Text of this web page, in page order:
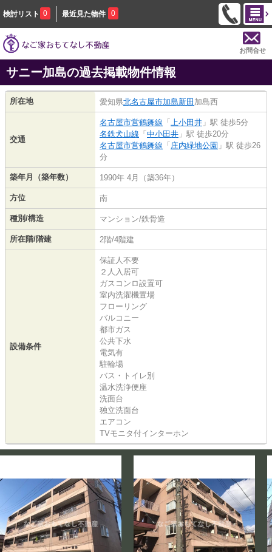
検討リスト 0 最近見た物件 0
お問合せ
サニー加島の過去掲載物件情報
所在地 愛知県北名古屋市加島新田 加島西
交通
名古屋市営鶴舞線 「 上小田井 」駅 徒歩5分
名鉄犬山線 「 中小田井 」駅 徒歩20分
名古屋市営鶴舞線 「 庄内緑地公園 」駅 徒歩26
分
築年月（築年数） 1990年 4月（築36年）
方位 南
種別/構造 マンション/鉄骨造
所在階/階建 2階/4階建
設備条件
保証人不要
２人入居可
ガスコンロ設置可
室内洗濯機置場
フローリング
バルコニー
都市ガス
公共下水
電気有
駐輪場
バス・トイレ別
温水洗浄便座
洗面台
独立洗面台
エアコン
TVモニタ付インターホン